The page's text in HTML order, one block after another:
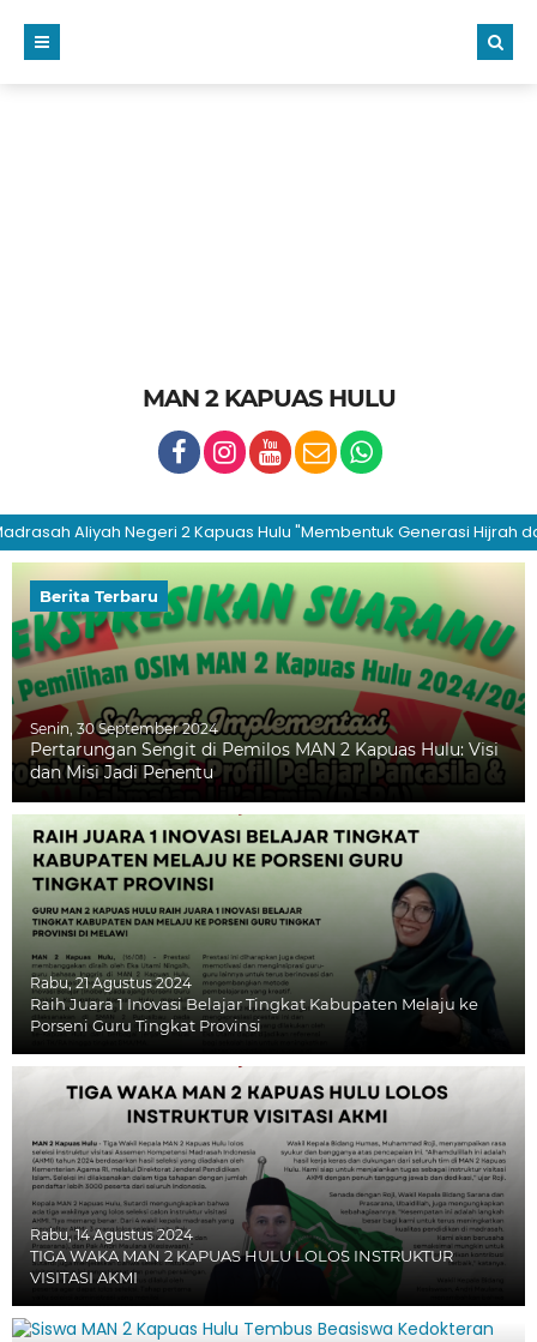
MAN 2 KAPUAS HULU
Aliyah Negeri 2 Kapuas Hulu "Membentuk Generasi Hijrah dan
Berita Terbaru
Senin, 30 September 2024
Pertarungan Sengit di Pemilos MAN 2 Kapuas Hulu: Visi
dan Misi Jadi Penentu
Rabu, 21 Agustus 2024
Raih Juara 1 Inovasi Belajar Tingkat Kabupaten Melaju ke
Porseni Guru Tingkat Provinsi
Rabu, 14 Agustus 2024
TIGA WAKA MAN 2 KAPUAS HULU LOLOS INSTRUKTUR
VISITASI AKMI